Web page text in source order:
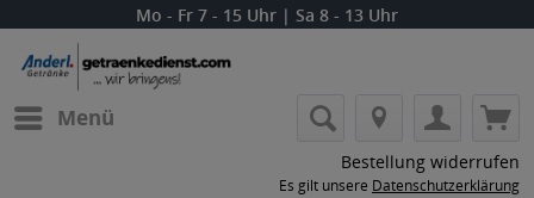
Mo - Fr 7 - 15 Uhr | Sa 8 - 13 Uhr
Menü
Bestellung widerrufen
Es gilt unsere Datenschutzerklärung